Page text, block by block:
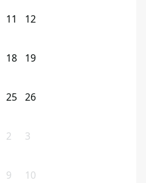
11 12
18 19
25 26
2 3
9 10